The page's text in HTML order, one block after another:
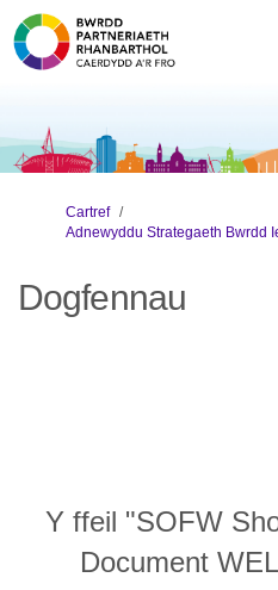
Rydych yma:
Cartref
Adnewyddu Strategaeth Bwrdd
Dogfennau
Y ffeil "SOFW
Document